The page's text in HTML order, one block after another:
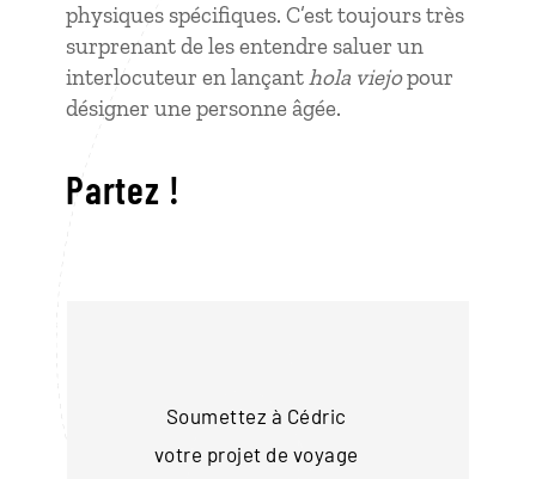
physiques spécifiques. C’est toujours très
surprenant de les entendre saluer un
interlocuteur en lançanthola viejopour
désigner une personne âgée.
Partez !
Soumettez à Cédric
votre projet de voyage